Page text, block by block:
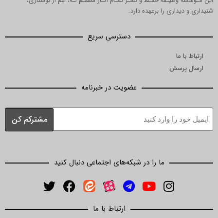
را برعهده دارد.
دسترسی سریع
عضویت در خبرنامه
ما را در شبکه‌های اجتماعی دنبال کنید
ارتباط با ما